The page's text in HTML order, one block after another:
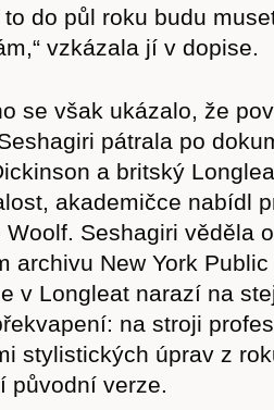
do půl roku budu
vzkázala jí v dopise.
se však ukázalo, že
pátrala po
a britský
akademičce nabídl
Woolf. Seshagiri věděla
archivu New York
v Longleat narazí na
na stroji
stylistických úprav z
původní verze.